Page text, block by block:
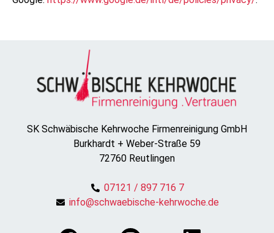
SK Schwäbische Kehrwoche Firmenreinigung GmbH
Burkhardt + Weber-Straße 59
72760 Reutlingen
07121 / 897 716 7
info@schwaebische-kehrwoche.de